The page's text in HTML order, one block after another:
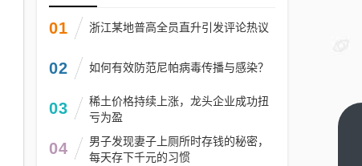
01 浙江某地普高全员直升引发评论热议
02 如何有效防范尼帕病毒传播与感染？
03
稀土价格持续上涨，龙头企业成功扭
亏为盈
04
男子发现妻子上厕所时存钱的秘密，
每天存下千元的习惯